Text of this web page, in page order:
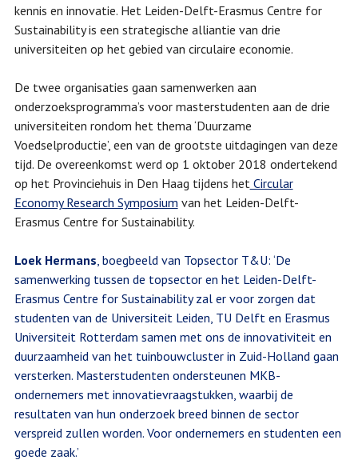
kennis en innovatie. Het Leiden-Delft-Erasmus Centre for
Sustainability is een strategische alliantie van drie
universiteiten op het gebied van circulaire economie.
De twee organisaties gaan samenwerken aan
onderzoeksprogramma’s voor masterstudenten aan de drie
universiteiten rondom het thema ‘Duurzame
Voedselproductie’, een van de grootste uitdagingen van deze
tijd. De overeenkomst werd op 1 oktober 2018 ondertekend
op het Provinciehuis in Den Haag tijdens het Circular
Economy Research Symposium van het Leiden-Delft-
Erasmus Centre for Sustainability.
Loek Hermans , boegbeeld van Topsector T&U: ‘De
samenwerking tussen de topsector en het Leiden-Delft-
Erasmus Centre for Sustainability zal er voor zorgen dat
studenten van de Universiteit Leiden, TU Delft en Erasmus
Universiteit Rotterdam samen met ons de innovativiteit en
duurzaamheid van het tuinbouwcluster in Zuid-Holland gaan
versterken. Masterstudenten ondersteunen MKB-
ondernemers met innovatievraagstukken, waarbij de
resultaten van hun onderzoek breed binnen de sector
verspreid zullen worden. Voor ondernemers en studenten een
goede zaak.’